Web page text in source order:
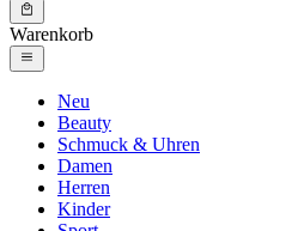
Warenkorb
Neu
Beauty
Schmuck & Uhren
Damen
Herren
Kinder